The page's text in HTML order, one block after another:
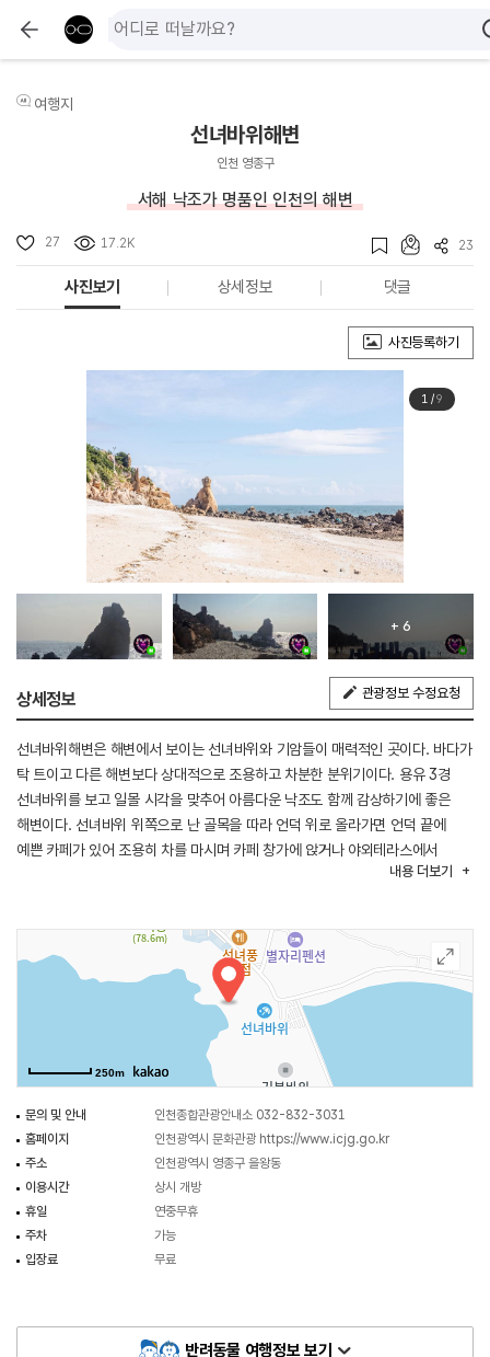
여행지
선녀바위해변
인천 영종구
서해 낙조가 명품인 인천의 해변
27 17.2K 23
사진보기 상세정보 댓글
사진등록하기
1/9
+ 6
상세정보 관광정보 수정요청
선녀바위해변은 해변에서 보이는 선녀바위와 기암들이 매력적인 곳이다. 바다가
탁 트이고 다른 해변보다 상대적으로 조용하고 차분한 분위기이다. 용유 3경
선녀바위를 보고 일몰 시각을 맞추어 아름다운 낙조도 함께 감상하기에 좋은
해변이다. 선녀바위 위쪽으로 난 골목을 따라 언덕 위로 올라가면 언덕 끝에
예쁜 카페가 있어 조용히 차를 마시며 카페 창가에 앉거나 야외테라스에서
내용 더보기
250m
문의 및 안내
인천종합관광안내소 032-832-3031
홈페이지
인천광역시 문화관광 https://www.icjg.go.kr
주소
인천광역시 영종구 을왕동
이용시간
상시 개방
휴일
연중무휴
주차
가능
입장료
무료
반려동물 여행정보 보기